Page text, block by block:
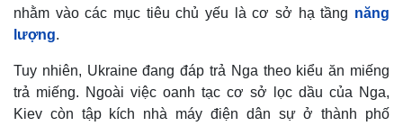
nhằm vào các mục tiêu chủ yếu là cơ sở hạ tầng năng
lượng.
Tuy nhiên, Ukraine đang đáp trả Nga theo kiểu ăn miếng
trả miếng. Ngoài việc oanh tạc cơ sở lọc dầu của Nga,
Kiev còn tập kích nhà máy điện dân sự ở thành phố